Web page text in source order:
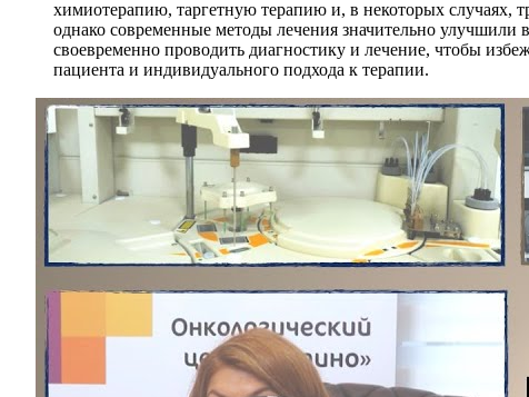
химиотерапию, таргетную терапию и, в некоторых случаях,
однако современные методы лечения значительно
своевременно проводить диагностику и лечение, чтобы
пациента и индивидуального подхода к терапии.